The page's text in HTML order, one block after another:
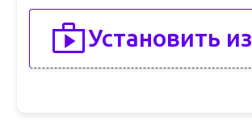
Установить